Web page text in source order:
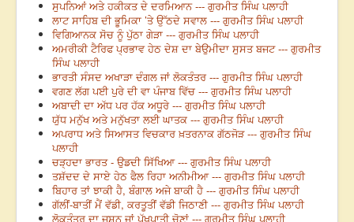
ਸੁਪਨਿਆਂ ਅਤੇ ਹਕੀਕਤ ਦੇ ਦਰਮਿਆਨ --- ਗੁਰਮੀਤ ਸਿੰਘ ਪਲਾਹੀ
ਲਾਟ ਸਾਹਿਬ ਦੀ ਭੂਮਿਕਾ ’ਤੇ ਉੱਠਦੇ ਸਵਾਲ --- ਗੁਰਮੀਤ ਸਿੰਘ ਪਲਾਹੀ
ਵਿਗਿਆਨਕ ਸੋਚ ਨੂੰ ਪੁੱਠਾ ਗੇੜਾ --- ਗੁਰਮੀਤ ਸਿੰਘ ਪਲਾਹੀ
ਅਮਰੀਕੀ ਟੈਰਿਫ ਪ੍ਰਭਾਵ ਹੇਠ ਦੇਸ਼ ਦਾ ਬੇਉਮੀਦਾ ਸੁਸਤ ਬਜਟ --- ਗੁਰਮੀਤ
ਸਿੰਘ ਪਲਾਹੀ
ਭਾਰਤੀ ਸੰਸਦ ਅਖਾੜਾ ਦੰਗਲ ਜਾਂ ਲੋਕਤੰਤਰ --- ਗੁਰਮੀਤ ਸਿੰਘ ਪਲਾਹੀ
ਵਗਣ ਲੱਗ ਪਈ ਪੁਰੇ ਦੀ ਵਾ ਪੰਜਾਬ ਵਿੱਚ --- ਗੁਰਮੀਤ ਸਿੰਘ ਪਲਾਹੀ
ਅਬਾਦੀ ਦਾ ਅੱਧ ਪਰ ਹੱਕ ਅਧੂਰੇ --- ਗੁਰਮੀਤ ਸਿੰਘ ਪਲਾਹੀ
ਯੁੱਧ ਮਨੁੱਖ ਅਤੇ ਮਨੁੱਖਤਾ ਲਈ ਘਾਤਕ --- ਗੁਰਮੀਤ ਸਿੰਘ ਪਲਾਹੀ
ਅਪਰਾਧ ਅਤੇ ਸਿਆਸਤ ਵਿਚਕਾਰ ਖ਼ਤਰਨਾਕ ਗੱਠਜੋੜ --- ਗੁਰਮੀਤ ਸਿੰਘ
ਪਲਾਹੀ
ਚੜ੍ਹਦਾ ਭਾਰਤ - ਉਡਦੀ ਸਿੱਖਿਆ --- ਗੁਰਮੀਤ ਸਿੰਘ ਪਲਾਹੀ
ਤਸ਼ੱਦਦ ਦੇ ਸਾਏ ਹੇਠ ਫੈਲ ਰਿਹਾ ਅਨੀਮੀਆ --- ਗੁਰਮੀਤ ਸਿੰਘ ਪਲਾਹੀ
ਬਿਹਾਰ ਤਾਂ ਝਾਕੀ ਹੈ, ਬੰਗਾਲ ਅਜੇ ਬਾਕੀ ਹੈ --- ਗੁਰਮੀਤ ਸਿੰਘ ਪਲਾਹੀ
ਗੱਲੀਂ-ਬਾਤੀਂ ਮੈਂ ਵੱਡੀ, ਕਰਤੂਤੀਂ ਵੱਡੀ ਜਿਠਾਣੀ --- ਗੁਰਮੀਤ ਸਿੰਘ ਪਲਾਹੀ
ਲੋਕਤੰਤਰ ਦਾ ਜਸ਼ਨ ਜਾਂ ਪੱਖਪਾਤੀ ਚੋਣਾਂ --- ਗੁਰਮੀਤ ਸਿੰਘ ਪਲਾਹੀ